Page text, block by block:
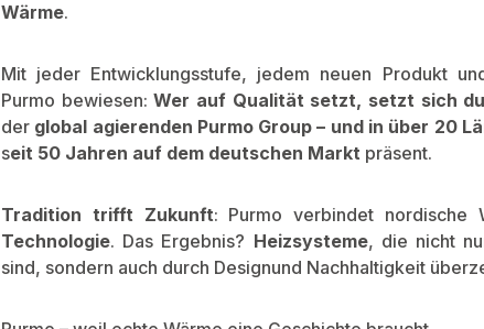
Wärme.
Mit jeder Entwicklungsstufe, jedem neuen Produkt
Purmo bewiesen:Wer auf Qualität setzt, setzt sich
der global agierenden Purmo Group – und in über 20
seit 50 Jahren auf dem deutschen Markt präsent.
Tradition trifft Zukunft: Purmo verbindet nordische
Technologie. Das Ergebnis? Heizsysteme, die nicht
sind, sondern auch durch Designund Nachhaltigkeit